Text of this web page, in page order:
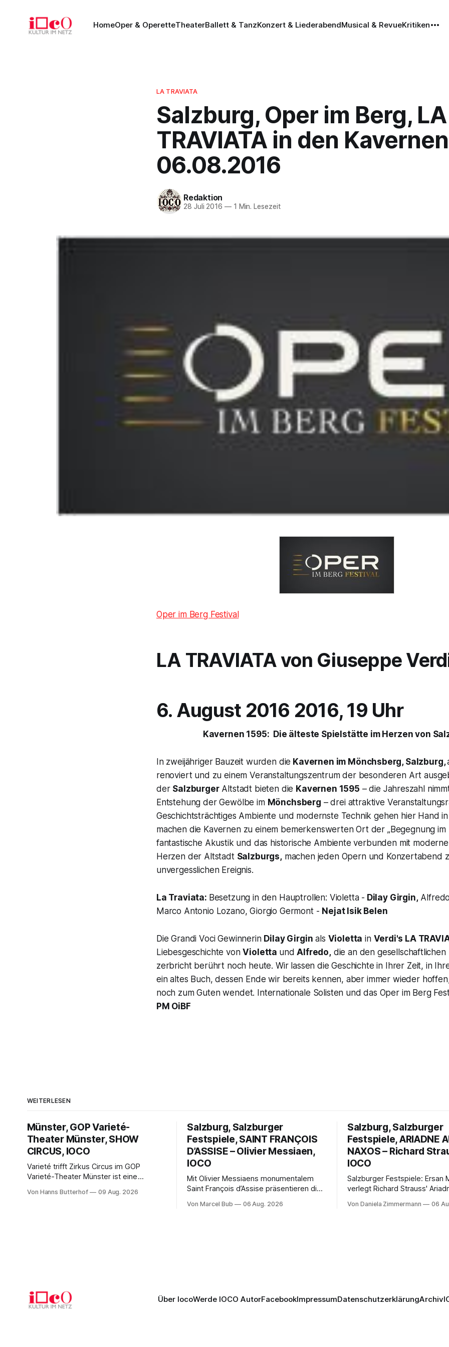
HomeOper & OperetteTheaterBallett & TanzKonzert & LiederabendMusical & RevueKritiken
LA TRAVIATA
Salzburg, Oper im Berg, LA
TRAVIATA in den
06.08.2016
Redaktion
28 Juli 2016 —1 Min. Lesezeit
Oper im Berg Festival
LA TRAVIATAvon Giuseppe
6. August 2016 2016, 19 Uhr
Kavernen 1595: Die älteste Spielstätte im Herzen von
In zweijähriger Bauzeit wurden die Kavernen im Mönchsberg, Salzburg,
renoviert und zu einem Veranstaltungszentrum der besonderen Art
der SalzburgerAltstadt bieten die Kavernen 1595 – die Jahreszahl
Entstehung der Gewölbe im Mönchsberg – drei attraktive
Geschichtsträchtiges Ambiente und modernste Technik gehen hier Hand
machen die Kavernen zu einem bemerkenswerten Ort der „Begegnung im
fantastische Akustik und das historische Ambiente verbunden mit
Herzen der Altstadt Salzburgs,machen jeden Opern und Konzertabend
unvergesslichen Ereignis.
La Traviata: Besetzung in den Hauptrollen: Violetta - Dilay Girgin,
Marco Antonio Lozano, Giorgio Germont - Nejat Isik Belen
Die Grandi Voci Gewinnerin Dilay Girgin als Violetta in Verdi's LA
Liebesgeschichte vonVioletta undAlfredo, die an den gesellschaftlichen
zerbricht berührt noch heute. Wir lassen die Geschichte in Ihrer Zeit, in
ein altes Buch, dessen Ende wir bereits kennen, aber immer wieder
noch zum Guten wendet. Internationale Solisten und das Oper im Berg
PM OiBF
WEITERLESEN
Münster, GOP Varieté-
Theater Münster, SHOW
CIRCUS, IOCO
Varieté trifft Zirkus Circus im GOP
Varieté-Theater Münster ist eine
und Alt Von Hanns Butterhof Wenn sich
Von Hanns Butterhof 09 Aug. 2026
Salzburg, Salzburger
Festspiele, SAINT FRANÇOIS
D’ASSISE – Olivier Messiaen,
IOCO
Mit Olivier Messiaens monumentalem
Saint François d’Assise präsentieren die
außergewöhnlichen Opernabend.
Von Marcel Bub 06 Aug. 2026
Salzburg, Salzburger
Festspiele, ARIADNE
NAXOS – Richard
IOCO
Salzburger Festspiele: Ersan
verlegt Richard Strauss'
Science-Fiction mit
Von Daniela Zimmermann 06
Über IocoWerde IOCO AutorFacebookImpressumDatenschutzerklärungArchiv